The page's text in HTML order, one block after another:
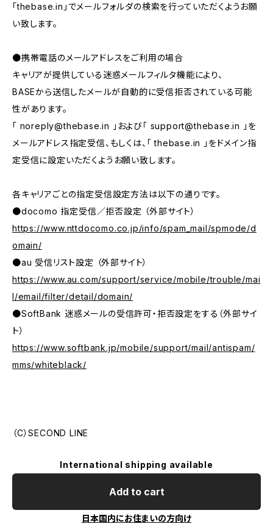
「thebase.in」でメールフォルダの検索を行っていただくようお願
い致します。
●携帯電話のメールアドレスをご利用の場合
キャリアが提供している迷惑メールフィルタ機能により、
BASEから送信したメールが自動的に受信拒否されている可能
性があります。
「 noreply@thebase.in 」および「 support@thebase.in
」を
メールアドレス指定受信、もしくは、「 thebase.in 」をドメイン指
定受信に設定いただくようお願い致します。
各キャリアごとの指定受信設定方法は以下の通りです。
●docomo 指定受信／拒否設定 （外部サイト）
https://www.nttdocomo.co.jp/info/spam_mail/spmode/d
omain/
●au 受信リスト設定 （外部サイト）
https://www.au.com/support/service/mobile/trouble/mai
l/email/filter/detail/domain/
●SoftBank 迷惑メールの受信許可・拒否設定をする（外部サイ
ト）
https://www.softbank.jp/mobile/support/mail/antispam/
mms/whiteblack/
（C）SECOND LINE
International shipping available
Add to cart
日本国内にお住まいの方向け